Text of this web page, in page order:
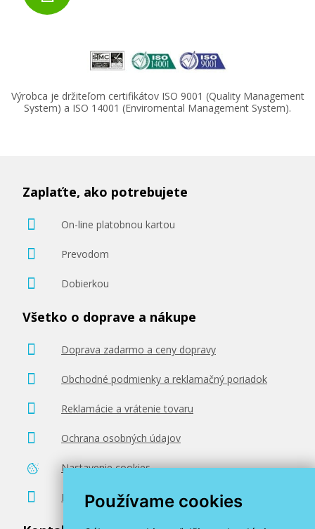
Používame cookies
Výrobca je držiteľom certifikátov ISO 9001 (Quality Management
System) a ISO 14001 (Enviromental Management System).
Zaplaťte, ako potrebujete
On-line platobnou kartou
Prevodom
Dobierkou
Všetko o doprave a nákupe
Doprava zadarmo a ceny dopravy
Obchodné podmienky a reklamačný poriadok
Reklamácie a vrátenie tovaru
Ochrana osobných údajov
Nastavenie cookies
Poradenstvo zadarmo